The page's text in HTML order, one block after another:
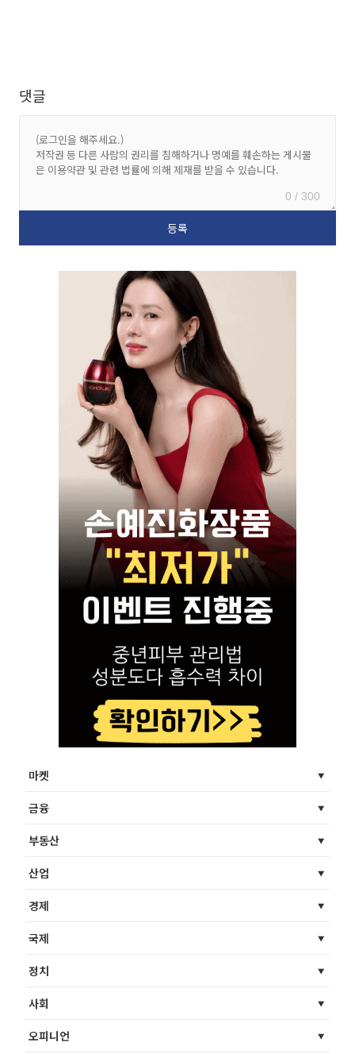
댓글
0 / 300
마켓
금융
부동산
산업
경제
국제
정치
사회
오피니언